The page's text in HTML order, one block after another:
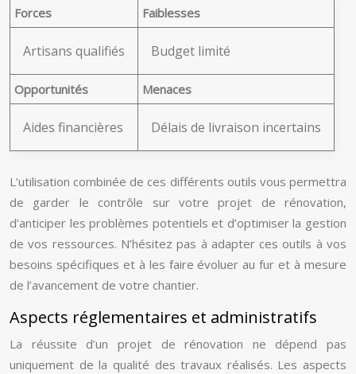
Forces Faiblesses
Artisans qualifiés Budget limité
Opportunités Menaces
Aides financières Délais de livraison incertains
L’utilisation combinée de ces différents outils vous permettra
de garder le contrôle sur votre projet de rénovation,
d’anticiper les problèmes potentiels et d’optimiser la gestion
de vos ressources. N’hésitez pas à adapter ces outils à vos
besoins spécifiques et à les faire évoluer au fur et à mesure
de l’avancement de votre chantier.
Aspects réglementaires et administratifs
La réussite d’un projet de rénovation ne dépend pas
uniquement de la qualité des travaux réalisés. Les aspects